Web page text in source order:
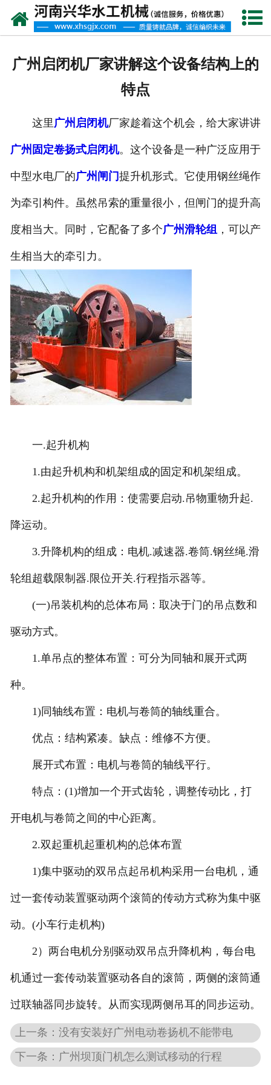
网站首页
资质荣誉
联系我们
广州启闭机厂家讲解这个设备结构上的
特点
这里广州启闭机厂家趁着这个机会，给大家讲讲
广州固定卷扬式启闭机。这个设备是一种广泛应用于
中型水电厂的广州闸门提升机形式。它使用钢丝绳作
为牵引构件。虽然吊索的重量很小，但闸门的提升高
度相当大。同时，它配备了多个广州滑轮组，可以产
生相当大的牵引力。
一.起升机构
1.由起升机构和机架组成的固定和机架组成。
2.起升机构的作用：使需要启动.吊物重物升起.
降运动。
3.升降机构的组成：电机.减速器.卷筒.钢丝绳.滑
轮组超载限制器.限位开关.行程指示器等。
(一)吊装机构的总体布局：取决于门的吊点数和
驱动方式。
1.单吊点的整体布置：可分为同轴和展开式两
种。
1)同轴线布置：电机与卷筒的轴线重合。
优点：结构紧凑。缺点：维修不方便。
展开式布置：电机与卷筒的轴线平行。
特点：(1)增加一个开式齿轮，调整传动比，打
开电机与卷筒之间的中心距离。
2.双起重机起重机构的总体布置
1)集中驱动的双吊点起吊机构采用一台电机，通
过一套传动装置驱动两个滚筒的传动方式称为集中驱
动。(小车行走机构)
2）两台电机分别驱动双吊点升降机构，每台电
机通过一套传动装置驱动各自的滚筒，两侧的滚筒通
过联轴器同步旋转。从而实现两侧吊耳的同步运动。
上一条：没有安装好广州电动卷扬机不能带电
下一条：广州坝顶门机怎么测试移动的行程